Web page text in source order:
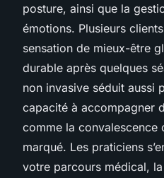
posture, ainsi que la
émotions. Plusieurs
sensation de mieux-être
durable après quelques
non invasive séduit aussi
capacité à accompagner
comme la convalescence
marqué. Les praticiens
votre parcours médical,